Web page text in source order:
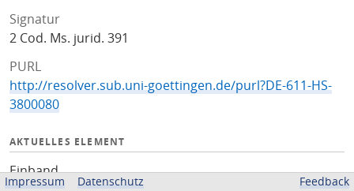
Signatur
2 Cod. Ms. jurid. 391
PURL
http://resolver.sub.uni-goettingen.de/purl?DE-611-HS-
3800080
AKTUELLES ELEMENT
Einband
Impressum Datenschutz Feedback